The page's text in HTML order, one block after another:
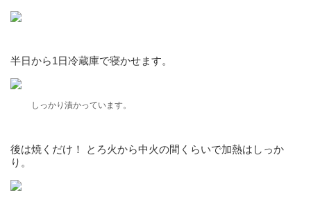
半日から1日冷蔵庫で寝かせます。
しっかり漬かっています。
後は焼くだけ！ とろ火から中火の間くらいで加熱はしっか
り。